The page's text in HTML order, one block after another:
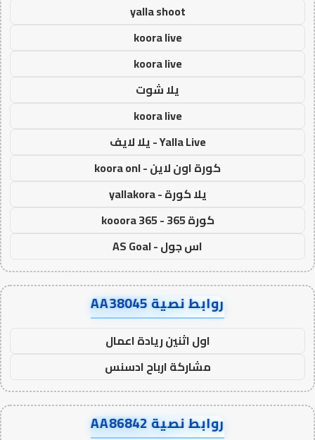
yalla shoot
koora live
koora live
يلا شوت
koora live
Yalla Live - يلا لايف
كورة اون لاين - koora onl
يلا كورة - yallakora
كورة 365 - kooora 365
اس جول - AS Goal
روابط نصية AA38045
اول اثنين ريادة اعمال
مشاركة ارباح ادسنس
روابط نصية AA86842